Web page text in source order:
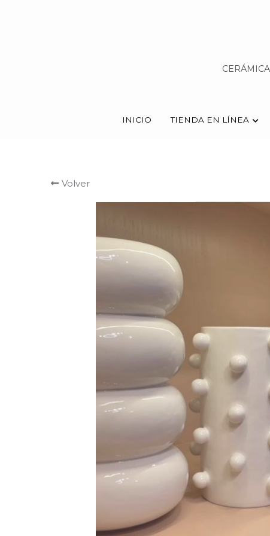
INICIO TIENDA EN LÍNEA
INICIO TIENDA EN LÍNEA
Volver